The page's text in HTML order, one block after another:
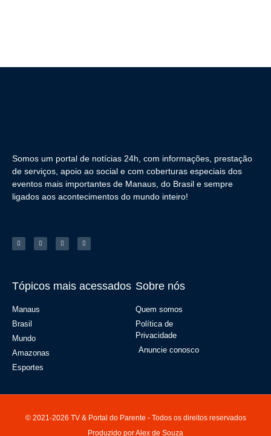
Somos um portal de notícias 24h, com informações, prestação
de serviços, apoio ao social e com coberturas especiais dos
eventos mais importantes de Manaus, do Brasil e sempre
ligados aos acontecimentos do mundo inteiro!
Tópicos mais acessados
Manaus
Brasil
Mundo
Amazonas
Esportes
Sobre nós
Quem somos
Política de
Privacidade
Anuncie conosco
© 2021-2026 TV & Portal do Parente - Todos os direitos reservados
Produzido por Alex de Souza